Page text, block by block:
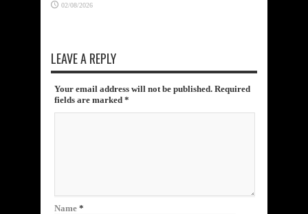
02/08/2026
LEAVE A REPLY
Your email address will not be published. Required
fields are marked *
Name *